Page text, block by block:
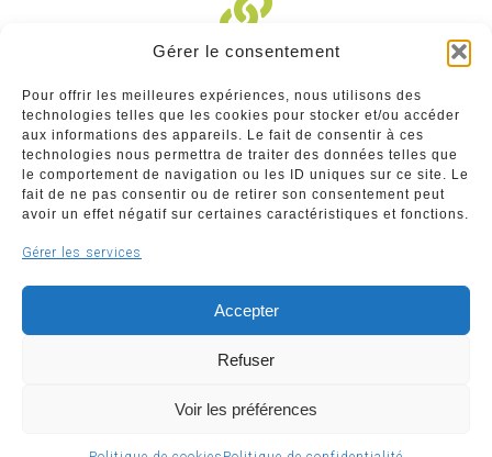
Gérer le consentement
Pour offrir les meilleures expériences, nous utilisons des
technologies telles que les cookies pour stocker et/ou accéder
aux informations des appareils. Le fait de consentir à ces
technologies nous permettra de traiter des données telles que
le comportement de navigation ou les ID uniques sur ce site. Le
fait de ne pas consentir ou de retirer son consentement peut
avoir un effet négatif sur certaines caractéristiques et fonctions.
Gérer les services
Accepter
Refuser
Voir les préférences
Commerçants
Annuaire des commerçants : insérez gratuitement
votre activité dans notre annuaire sur notre site ci-
dessous
Copyright © 2026 Société Royale Le Commerce Liégeois